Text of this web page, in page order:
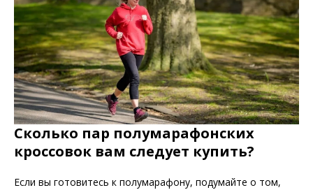
Сколько пар полумарафонских
кроссовок вам следует купить?
Если вы готовитесь к полумарафону, подумайте о том,